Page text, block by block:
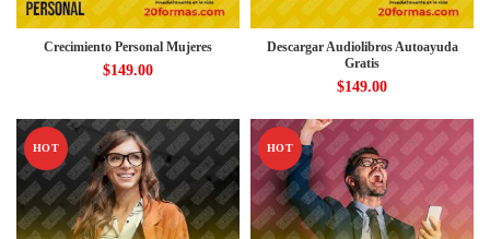
Crecimiento Personal Mujeres
$149.00
Descargar Audiolibros Autoayuda
Gratis
$149.00
HOT HOT